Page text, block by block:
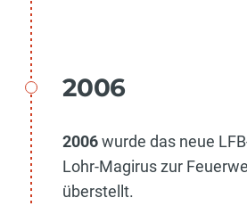
2006
2006wurde das neue
Lohr-Magirus zur
überstellt.